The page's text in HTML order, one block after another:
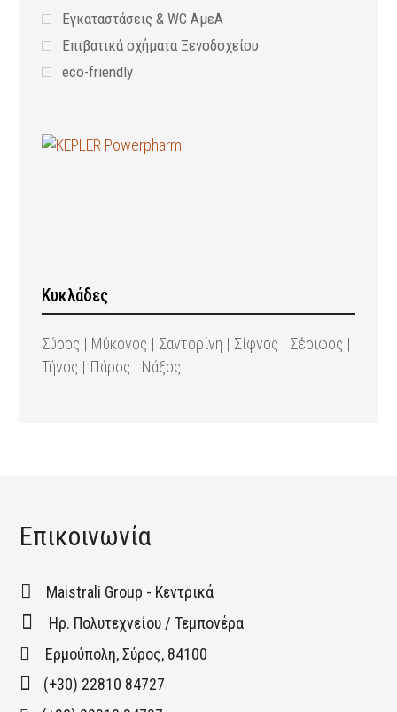
Εγκαταστάσεις & WC ΑμεΑ
Επιβατικά οχήματα Ξενοδοχείου
eco-friendly
Κυκλάδες
Σύρος | Μύκονος | Σαντορίνη | Σίφνος | Σέριφος |
Τήνος | Πάρος | Νάξος
Επικοινωνία
Maistrali Group - Κεντρικά
Ηρ. Πολυτεχνείου / Τεμπονέρα
Ερμούπολη, Σύρος, 84100
(+30) 22810 84727